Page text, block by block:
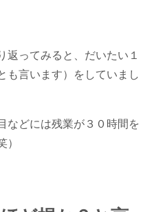
返ってみると、だいたい１
も言います）をしていまし
などには残業が３０時間を
）